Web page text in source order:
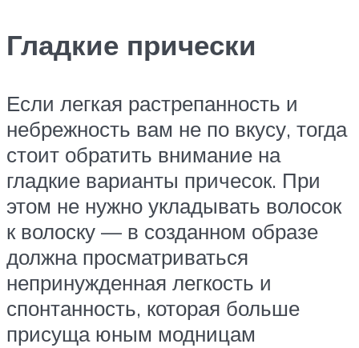
Гладкие прически
Если легкая растрепанность и
небрежность вам не по вкусу, тогда
стоит обратить внимание на
гладкие варианты причесок. При
этом не нужно укладывать волосок
к волоску — в созданном образе
должна просматриваться
непринужденная легкость и
спонтанность, которая больше
присуща юным модницам